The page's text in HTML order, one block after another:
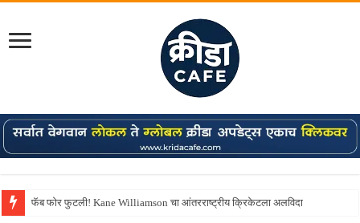
फॅब फोर फुटली! Kane Williamson चा आंतरराष्ट्रीय क्रिकेटला अलविदा